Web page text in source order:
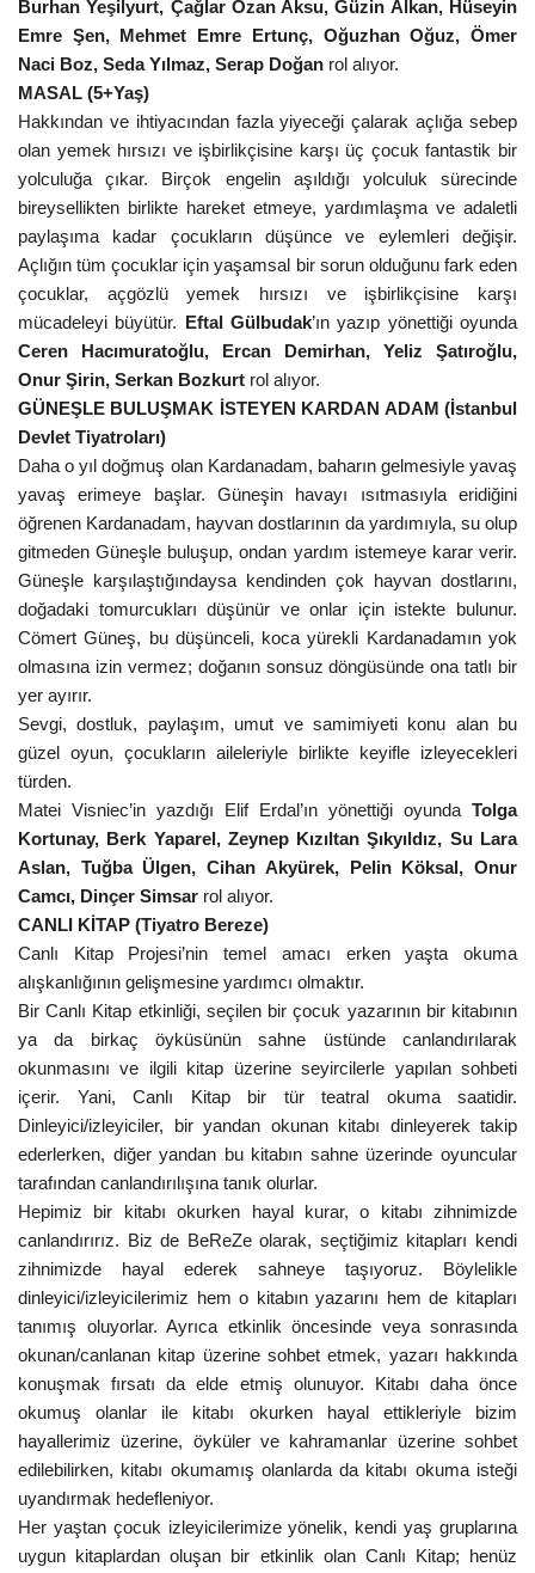
Burhan Yeşilyurt, Çağlar Ozan Aksu, Güzin Alkan, Hüseyin
Emre Şen, Mehmet Emre Ertunç, Oğuzhan Oğuz, Ömer
Naci Boz, Seda Yılmaz, Serap Doğan rol alıyor.
MASAL (5+Yaş)
Hakkından ve ihtiyacından fazla yiyeceği çalarak açlığa sebep
olan yemek hırsızı ve işbirlikçisine karşı üç çocuk fantastik bir
yolculuğa çıkar. Birçok engelin aşıldığı yolculuk sürecinde
bireysellikten birlikte hareket etmeye, yardımlaşma ve adaletli
paylaşıma kadar çocukların düşünce ve eylemleri değişir.
Açlığın tüm çocuklar için yaşamsal bir sorun olduğunu fark eden
çocuklar, açgözlü yemek hırsızı ve işbirlikçisine karşı
mücadeleyi büyütür.
Eftal Gülbudak’ın yazıp yönettiği oyunda
Ceren Hacımuratoğlu, Ercan Demirhan, Yeliz Şatıroğlu,
Onur Şirin, Serkan Bozkurt rol alıyor.
GÜNEŞLE BULUŞMAK İSTEYEN KARDAN ADAM (İstanbul
Devlet Tiyatroları)
Daha o yıl doğmuş olan Kardanadam, baharın gelmesiyle yavaş
yavaş erimeye başlar. Güneşin havayı ısıtmasıyla eridiğini
öğrenen Kardanadam, hayvan dostlarının da yardımıyla, su olup
gitmeden Güneşle buluşup, ondan yardım istemeye karar verir.
Güneşle karşılaştığındaysa kendinden çok hayvan dostlarını,
doğadaki tomurcukları düşünür ve onlar için istekte bulunur.
Cömert Güneş, bu düşünceli, koca yürekli Kardanadamın yok
olmasına izin vermez; doğanın sonsuz döngüsünde ona tatlı bir
yer ayırır.
Sevgi, dostluk, paylaşım, umut ve samimiyeti konu alan bu
güzel oyun, çocukların aileleriyle birlikte keyifle izleyecekleri
türden.
Matei Visniec’in yazdığı Elif Erdal’ın yönettiği oyunda Tolga
Kortunay, Berk Yaparel, Zeynep Kızıltan Şıkyıldız, Su Lara
Aslan, Tuğba Ülgen, Cihan Akyürek, Pelin Köksal, Onur
Camcı, Dinçer Simsar rol alıyor.
CANLI KİTAP (Tiyatro Bereze)
Canlı Kitap Projesi’nin temel amacı erken yaşta okuma
alışkanlığının gelişmesine yardımcı olmaktır.
Bir Canlı Kitap etkinliği, seçilen bir çocuk yazarının bir kitabının
ya da birkaç öyküsünün sahne üstünde canlandırılarak
okunmasını ve ilgili kitap üzerine seyircilerle yapılan sohbeti
içerir. Yani, Canlı Kitap bir tür teatral okuma saatidir.
Dinleyici/izleyiciler, bir yandan okunan kitabı dinleyerek takip
ederlerken, diğer yandan bu kitabın sahne üzerinde oyuncular
tarafından canlandırılışına tanık olurlar.
Hepimiz bir kitabı okurken hayal kurar, o kitabı zihnimizde
canlandırırız. Biz de BeReZe olarak, seçtiğimiz kitapları kendi
zihnimizde hayal ederek sahneye taşıyoruz. Böylelikle
dinleyici/izleyicilerimiz hem o kitabın yazarını hem de kitapları
tanımış oluyorlar. Ayrıca etkinlik öncesinde veya sonrasında
okunan/canlanan kitap üzerine sohbet etmek, yazarı hakkında
konuşmak fırsatı da elde etmiş olunuyor. Kitabı daha önce
okumuş olanlar ile kitabı okurken hayal ettikleriyle bizim
hayallerimiz üzerine, öyküler ve kahramanlar üzerine sohbet
edilebilirken, kitabı okumamış olanlarda da kitabı okuma isteği
uyandırmak hedefleniyor.
Her yaştan çocuk izleyicilerimize yönelik, kendi yaş gruplarına
uygun kitaplardan oluşan bir etkinlik olan Canlı Kitap; henüz